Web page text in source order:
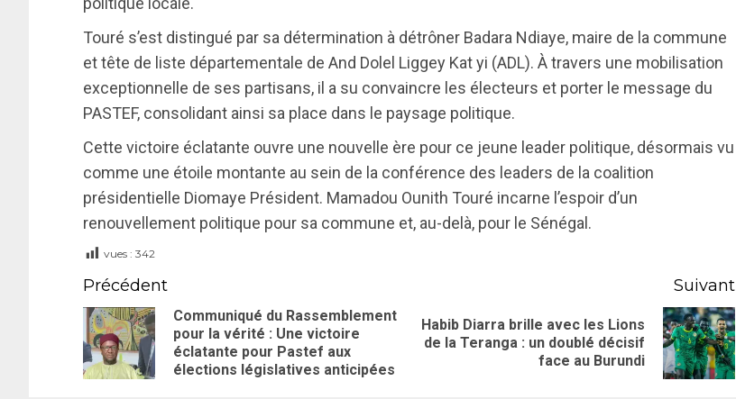
Touré s’est distingué par sa détermination à détrôner Badara Ndiaye, maire de la commune
et tête de liste départementale de And Dolel Liggey Kat yi (ADL). À travers une mobilisation
exceptionnelle de ses partisans, il a su convaincre les électeurs et porter le message du
PASTEF, consolidant ainsi sa place dans le paysage politique.
Cette victoire éclatante ouvre une nouvelle ère pour ce jeune leader politique, désormais vu
comme une étoile montante au sein de la conférence des leaders de la coalition
présidentielle Diomaye Président. Mamadou Ounith Touré incarne l’espoir d’un
renouvellement politique pour sa commune et, au-delà, pour le Sénégal.
vues : 342
Précédent
Communiqué du Rassemblement
pour la vérité : Une victoire
éclatante pour Pastef aux
élections législatives anticipées
Suivant
Habib Diarra brille avec les Lions
de la Teranga : un doublé décisif
face au Burundi